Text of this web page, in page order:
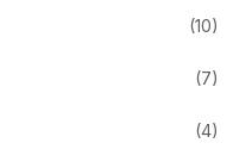
(10)
(7)
(4)